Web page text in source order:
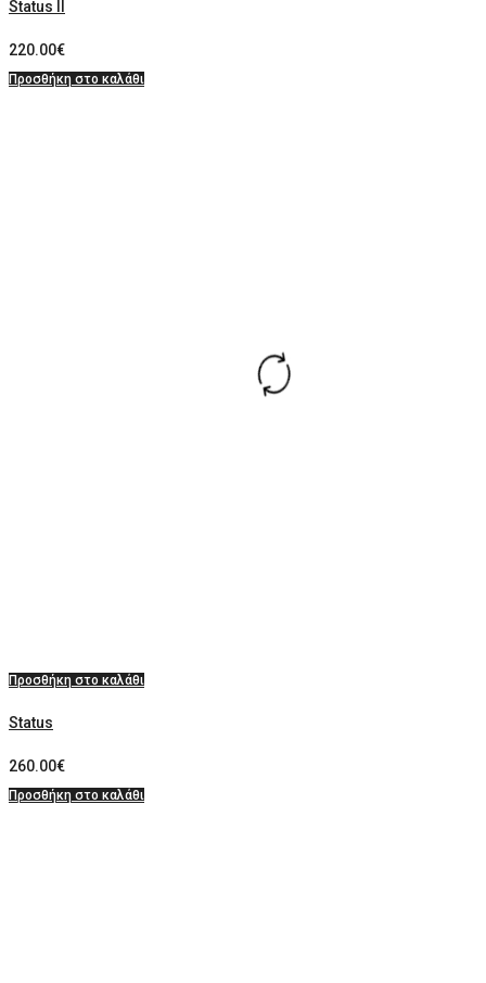
Status II
220.00€
Προσθήκη στο καλάθι
Προσθήκη στο καλάθι
Status
260.00€
Προσθήκη στο καλάθι